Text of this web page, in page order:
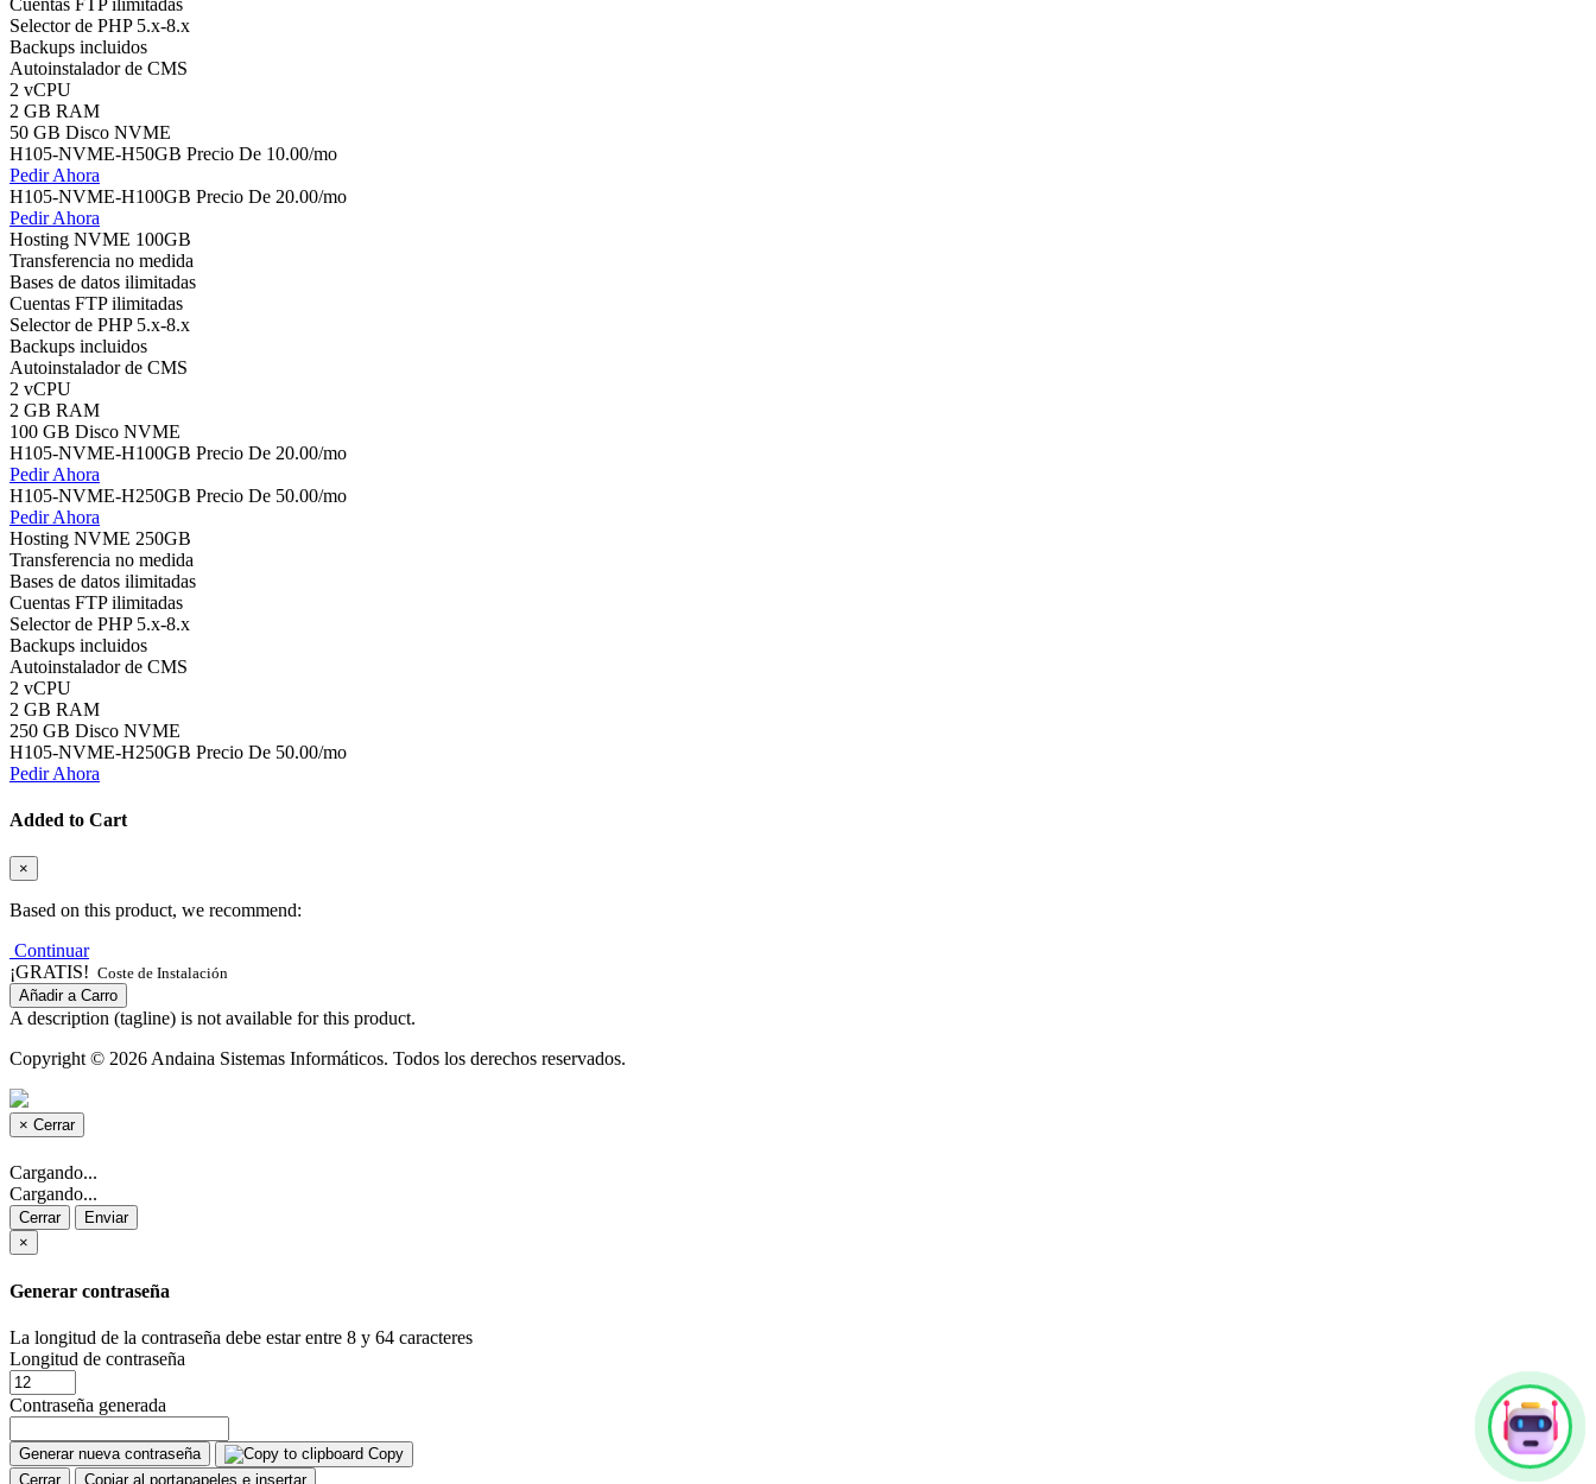
Selector de PHP 5.x-8.x
Backups incluidos
Autoinstalador de CMS
2 vCPU
2 GB RAM
50 GB Disco NVME
H105-NVME-H50GB Precio De 10.00/mo
Pedir Ahora
H105-NVME-H100GB Precio De 20.00/mo
Pedir Ahora
Hosting NVME 100GB
Transferencia no medida
Bases de datos ilimitadas
Cuentas FTP ilimitadas
Selector de PHP 5.x-8.x
Backups incluidos
Autoinstalador de CMS
2 vCPU
2 GB RAM
100 GB Disco NVME
H105-NVME-H100GB Precio De 20.00/mo
Pedir Ahora
H105-NVME-H250GB Precio De 50.00/mo
Pedir Ahora
Hosting NVME 250GB
Transferencia no medida
Bases de datos ilimitadas
Cuentas FTP ilimitadas
Selector de PHP 5.x-8.x
Backups incluidos
Autoinstalador de CMS
2 vCPU
2 GB RAM
250 GB Disco NVME
H105-NVME-H250GB Precio De 50.00/mo
Pedir Ahora
Added to Cart
×
Based on this product, we recommend:
Continuar
¡GRATIS! Coste de Instalación
Añadir a Carro
A description (tagline) is not available for this product.
Copyright © 2026 Andaina Sistemas Informáticos. Todos los derechos reservados.
× Cerrar
Cargando...
Cargando...
Cerrar
Enviar
×
Generar contraseña
La longitud de la contraseña debe estar entre 8 y 64 caracteres
Longitud de contraseña
Contraseña generada
Generar nueva contraseña
Copy
Cerrar
Copiar al portapapeles e insertar